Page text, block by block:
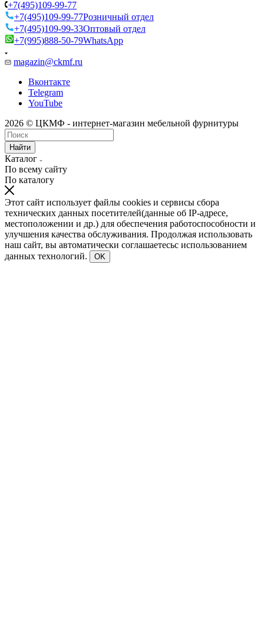
+7(495)109-99-77
+7(495)109-99-77Розничный отдел
+7(495)109-99-33Оптовый отдел
+7(995)888-50-79WhatsApp
magazin@ckmf.ru
Вконтакте
Telegram
YouTube
2026 © ЦКМФ - интернет-магазин мебельной фурнитуры
Найти
Каталог
По всему сайту
По каталогу
Этот сайт использует файлы cookies и сервисы сбора
технических данных посетителей(данные об IP-адресе,
местоположении и др.) для обеспечения работоспособности и
улучшения качества обслуживания. Продолжая использовать
наш сайт, вы автоматически соглашаетесьс использованием
данных технологий.
OK